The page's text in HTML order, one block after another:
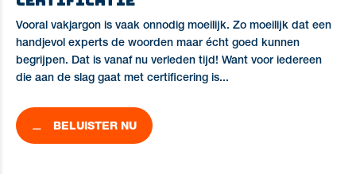
Vooral vakjargon is vaak onnodig moeilijk. Zo moeilijk dat een
handjevol experts de woorden maar écht goed kunnen
begrijpen. Dat is vanaf nu verleden tijd! Want voor iedereen
die aan de slag gaat met certificering is...
BELUISTER NU